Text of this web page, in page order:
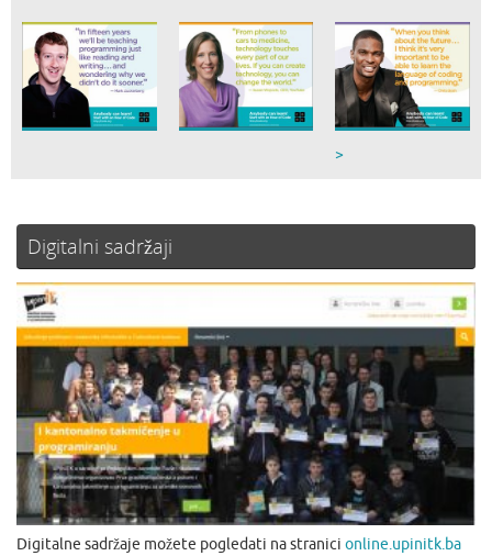
>
Digitalni sadržaji
Digitalne sadržaje možete pogledati na stranici online.upinitk.ba